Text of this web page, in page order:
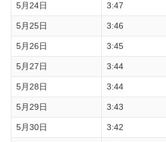
5月24日 3:47
5月25日 3:46
5月26日 3:45
5月27日 3:44
5月28日 3:44
5月29日 3:43
5月30日 3:42